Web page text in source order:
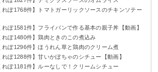
れぽ1768件】トマトガーリックソースのチキンソテー
れぽ1581件】フライパンで作る基本の親子丼【動画】
れぽ1480件】鶏肉ときのこの煮込み
れぽ1296件】ほうれん草と鶏肉のクリーム煮
れぽ1288件】甘いかぼちゃのシチュー【動画】
れぽ1181件】ルーなしで！クリームシチュー